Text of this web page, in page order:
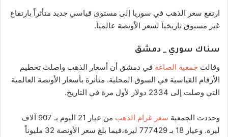
ارتفع سعر الذهب في سوريا إلى مستوى قياسي جديد متأثراً بارتفاع
غير مسبوق تاريخياً لسعر الأونصة عالمياً.
سناك سوري _ دمشق
وقالت جمعية الصاغة في دمشق أن أسعار الذهب واصلت تحطيم
الأرقام القياسية في السوق المحلية. متأثرة بأسعار الأونصة العالمية
التي وصلت إلى 2334 دولار لأول مرة في التاريخ.
وحددت الجمعية سعر غرام الذهب
من عيار 21 اليوم بـ 907 آلاف
ليرة. وعيار 18 بـ 777429 ليرة،فيما بلغ سعر الأونصة 32 مليوناً